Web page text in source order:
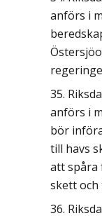
anförs i
anförs i
bör
till havs
att spåra
skett